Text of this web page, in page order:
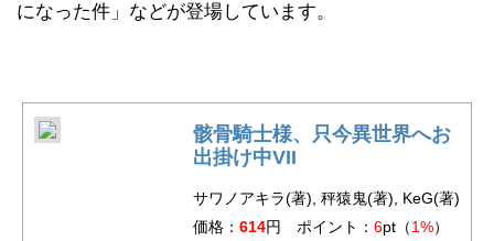
になった件」などが登場しています。
骸骨騎士様、只今異世界へお
出掛け中VII
サワノアキラ(著), 秤猿鬼(著), KeG(著)
価格： 614円 ポイント： 6pt（1%）